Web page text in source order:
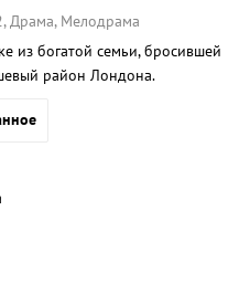
Драма, Мелодрама
из богатой семьи, бросившей
район Лондона.